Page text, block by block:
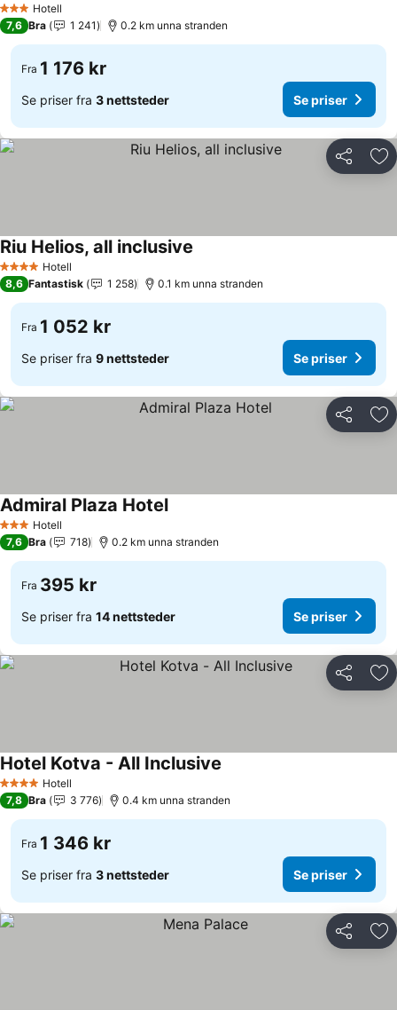
3 StjernerHotell
7,6 Bra 1 241 0.2 km unna stranden
Fra 1 176 kr
Se priser fra 3 nettsteder Se priser
Del
4 StjernerHotell
Riu Helios, all inclusive
8,6 Fantastisk 1 258 0.1 km unna stranden
Fra 1 052 kr
Se priser fra 9 nettsteder Se priser
Del
3 StjernerHotell
Admiral Plaza HotelSe priser
7,6 Bra 718 0.2 km unna stranden
Fra 395 kr
Se priser fra 14 nettsteder Se priser
Del
4 StjernerHotell
Hotel Kotva - All Inclusive
7,8 Bra 3 776 0.4 km unna stranden
Fra 1 346 kr
Se priser fra 3 nettsteder Se priser
Del